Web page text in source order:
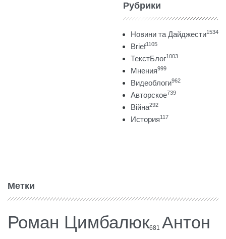
Рубрики
Новини та Дайджести1534
Brief1105
ТекстБлог1003
Мнения999
Видеоблоги962
Авторское739
Війна292
История117
Метки
Роман Цимбалюк681 Антон